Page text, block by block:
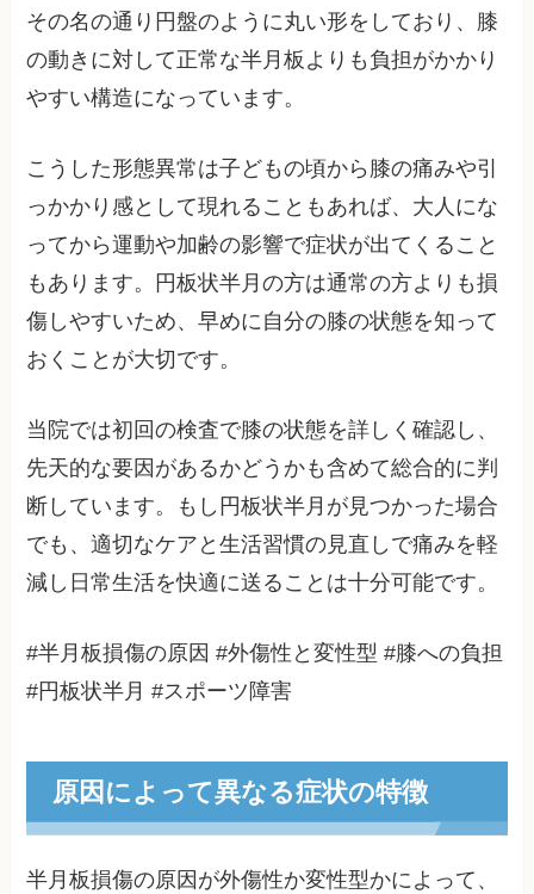
その名の通り円盤のように丸い形をしており、膝
の動きに対して正常な半月板よりも負担がかかり
やすい構造になっています。
こうした形態異常は子どもの頃から膝の痛みや引
っかかり感として現れることもあれば、大人にな
ってから運動や加齢の影響で症状が出てくること
もあります。円板状半月の方は通常の方よりも損
傷しやすいため、早めに自分の膝の状態を知って
おくことが大切です。
当院では初回の検査で膝の状態を詳しく確認し、
先天的な要因があるかどうかも含めて総合的に判
断しています。もし円板状半月が見つかった場合
でも、適切なケアと生活習慣の見直しで痛みを軽
減し日常生活を快適に送ることは十分可能です。
#半月板損傷の原因 #外傷性と変性型 #膝への負担
#円板状半月 #スポーツ障害
原因によって異なる症状の特徴
半月板損傷の原因が外傷性か変性型かによって、